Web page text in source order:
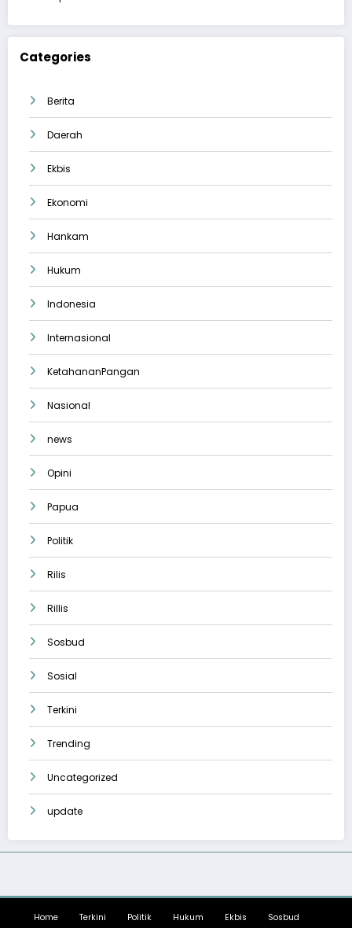
Categories
Berita
Daerah
Ekbis
Ekonomi
Hankam
Hukum
Indonesia
Internasional
KetahananPangan
Nasional
news
Opini
Papua
Politik
Rilis
Rillis
Sosbud
Sosial
Terkini
Trending
Uncategorized
update
Home Terkini Politik Hukum Ekbis
Sosbud